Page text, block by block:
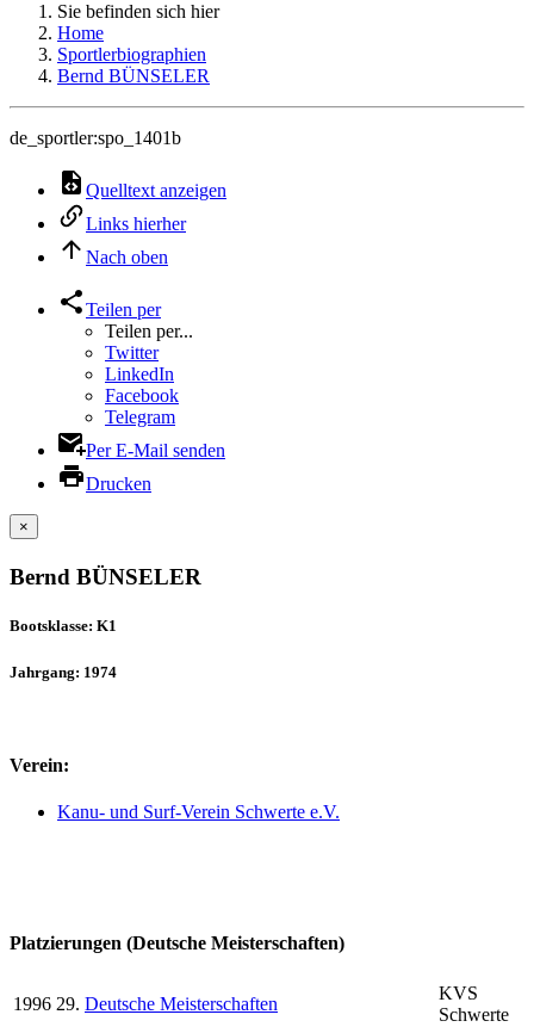
Sie befinden sich hier
Home
Sportlerbiographien
Bernd BÜNSELER
de_sportler:spo_1401b
Quelltext anzeigen
Links hierher
Nach oben
Teilen per
Teilen per...
Twitter
LinkedIn
Facebook
Telegram
Per E-Mail senden
Drucken
×
Bernd BÜNSELER
Bootsklasse: K1
Jahrgang: 1974
Verein:
Kanu- und Surf-Verein Schwerte e.V.
Platzierungen (Deutsche Meisterschaften)
1996 29. Deutsche Meisterschaften
KVS
Schwerte